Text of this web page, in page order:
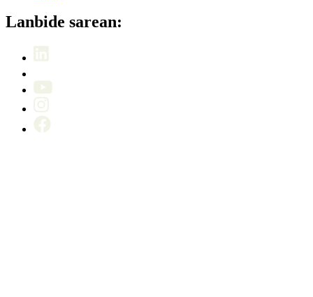
Lanbide sarean: